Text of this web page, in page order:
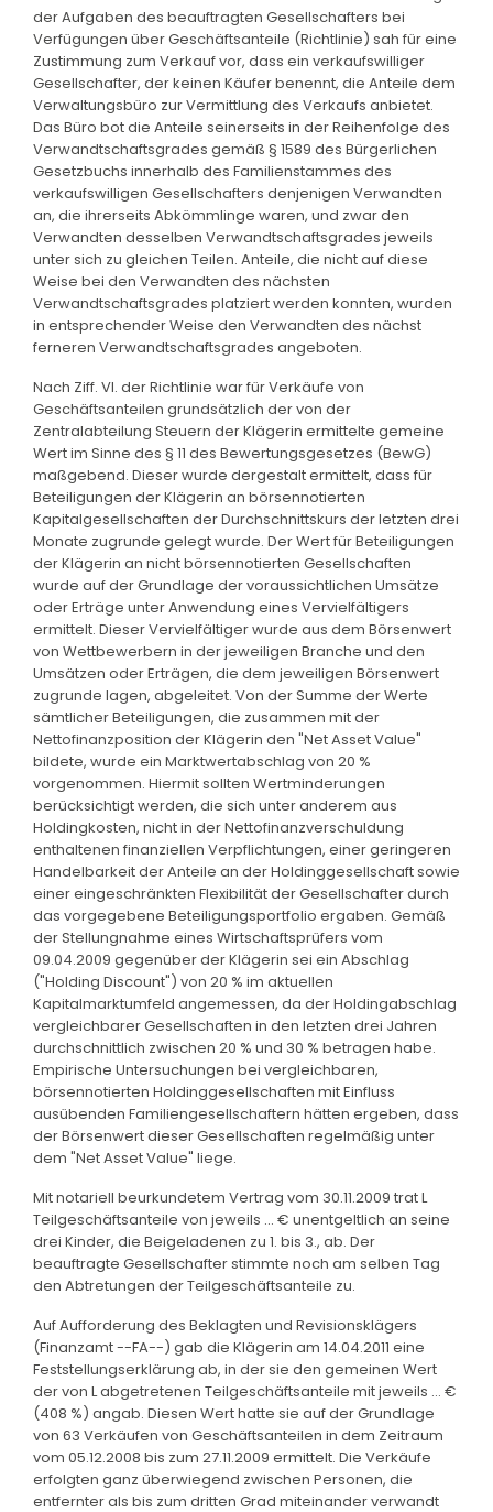
der Aufgaben des beauftragten Gesellschafters bei
Verfügungen über Geschäftsanteile (Richtlinie) sah für eine
Zustimmung zum Verkauf vor, dass ein verkaufswilliger
Gesellschafter, der keinen Käufer benennt, die Anteile dem
Verwaltungsbüro zur Vermittlung des Verkaufs anbietet.
Das Büro bot die Anteile seinerseits in der Reihenfolge des
Verwandtschaftsgrades gemäß § 1589 des Bürgerlichen
Gesetzbuchs innerhalb des Familienstammes des
verkaufswilligen Gesellschafters denjenigen Verwandten
an, die ihrerseits Abkömmlinge waren, und zwar den
Verwandten desselben Verwandtschaftsgrades jeweils
unter sich zu gleichen Teilen. Anteile, die nicht auf diese
Weise bei den Verwandten des nächsten
Verwandtschaftsgrades platziert werden konnten, wurden
in entsprechender Weise den Verwandten des nächst
ferneren Verwandtschaftsgrades angeboten.
Nach Ziff. VI. der Richtlinie war für Verkäufe von
Geschäftsanteilen grundsätzlich der von der
Zentralabteilung Steuern der Klägerin ermittelte gemeine
Wert im Sinne des § 11 des Bewertungsgesetzes (BewG)
maßgebend. Dieser wurde dergestalt ermittelt, dass für
Beteiligungen der Klägerin an börsennotierten
Kapitalgesellschaften der Durchschnittskurs der letzten drei
Monate zugrunde gelegt wurde. Der Wert für Beteiligungen
der Klägerin an nicht börsennotierten Gesellschaften
wurde auf der Grundlage der voraussichtlichen Umsätze
oder Erträge unter Anwendung eines Vervielfältigers
ermittelt. Dieser Vervielfältiger wurde aus dem Börsenwert
von Wettbewerbern in der jeweiligen Branche und den
Umsätzen oder Erträgen, die dem jeweiligen Börsenwert
zugrunde lagen, abgeleitet. Von der Summe der Werte
sämtlicher Beteiligungen, die zusammen mit der
Nettofinanzposition der Klägerin den "Net Asset Value"
bildete, wurde ein Marktwertabschlag von 20 %
vorgenommen. Hiermit sollten Wertminderungen
berücksichtigt werden, die sich unter anderem aus
Holdingkosten, nicht in der Nettofinanzverschuldung
enthaltenen finanziellen Verpflichtungen, einer geringeren
Handelbarkeit der Anteile an der Holdinggesellschaft sowie
einer eingeschränkten Flexibilität der Gesellschafter durch
das vorgegebene Beteiligungsportfolio ergaben. Gemäß
der Stellungnahme eines Wirtschaftsprüfers vom
09.04.2009 gegenüber der Klägerin sei ein Abschlag
("Holding Discount") von 20 % im aktuellen
Kapitalmarktumfeld angemessen, da der Holdingabschlag
vergleichbarer Gesellschaften in den letzten drei Jahren
durchschnittlich zwischen 20 % und 30 % betragen habe.
Empirische Untersuchungen bei vergleichbaren,
börsennotierten Holdinggesellschaften mit Einfluss
ausübenden Familiengesellschaftern hätten ergeben, dass
der Börsenwert dieser Gesellschaften regelmäßig unter
dem "Net Asset Value" liege.
Mit notariell beurkundetem Vertrag vom 30.11.2009 trat L
Teilgeschäftsanteile von jeweils ... € unentgeltlich an seine
drei Kinder, die Beigeladenen zu 1. bis 3., ab. Der
beauftragte Gesellschafter stimmte noch am selben Tag
den Abtretungen der Teilgeschäftsanteile zu.
Auf Aufforderung des Beklagten und Revisionsklägers
(Finanzamt --FA--) gab die Klägerin am 14.04.2011 eine
Feststellungserklärung ab, in der sie den gemeinen Wert
der von L abgetretenen Teilgeschäftsanteile mit jeweils ... €
(408 %) angab. Diesen Wert hatte sie auf der Grundlage
von 63 Verkäufen von Geschäftsanteilen in dem Zeitraum
vom 05.12.2008 bis zum 27.11.2009 ermittelt. Die Verkäufe
erfolgten ganz überwiegend zwischen Personen, die
entfernter als bis zum dritten Grad miteinander verwandt